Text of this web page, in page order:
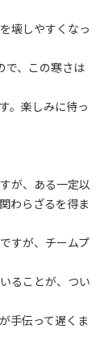
壊しやすくなっ
で、この寒さは
。楽しみに待っ
が、ある一定以
わらざるを得ま
すが、チームプ
ることが、つい
手伝って遅くま